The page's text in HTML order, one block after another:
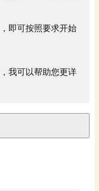
即可按照要求开始
我可以帮助您更详